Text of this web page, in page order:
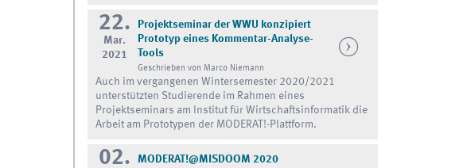
22.
Mar.
2021
Projektseminar der WWU konzipiert
Prototyp eines Kommentar-Analyse-
Tools
Geschrieben von Marco Niemann
Auch im vergangenen Wintersemester 2020/2021
unterstützten Studierende im Rahmen eines
Projektseminars am Institut für Wirtschaftsinformatik die
Arbeit am Prototypen der MODERAT!-Plattform.
02. MODERAT!@MISDOOM 2020